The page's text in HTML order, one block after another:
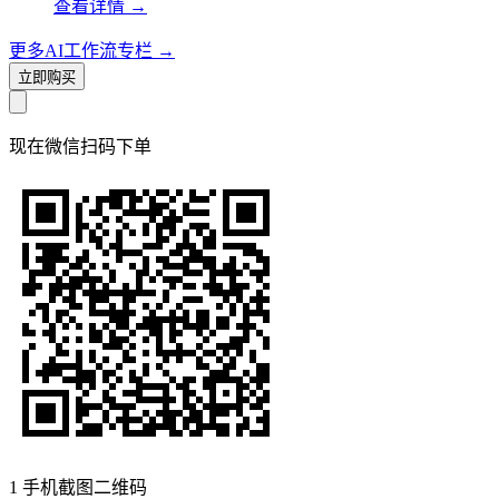
查看详情 →
更多AI工作流专栏 →
立即购买
现在微信扫码下单
1 手机截图二维码